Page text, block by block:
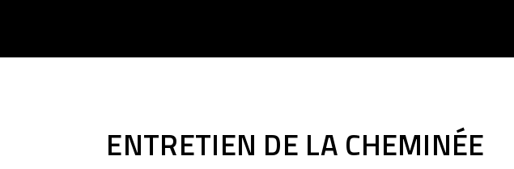
ENTRETIEN DE LA CHEMINÉE